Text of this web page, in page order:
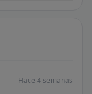
Hace 4 semanas